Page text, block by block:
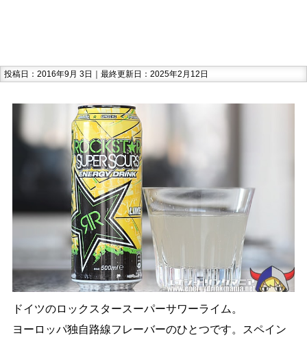
投稿日：2016年9月 3日｜最終更新日：2025年2月12日
ドイツのロックスタースーパーサワーライム。
ヨーロッパ独自路線フレーバーのひとつです。スペイン